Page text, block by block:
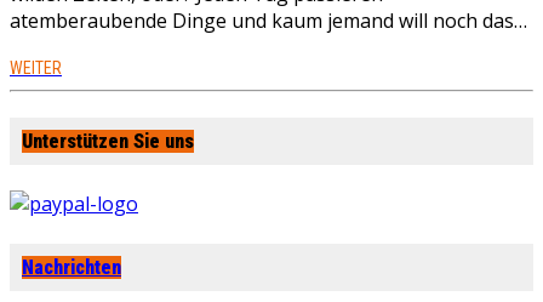
atemberaubende Dinge und kaum jemand will noch das…
WEITER
Unterstützen Sie uns
Nachrichten